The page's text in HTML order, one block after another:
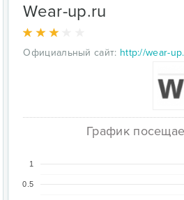
Wear-up.ru
Официальный сайт: http://wear-
График
0.5
1